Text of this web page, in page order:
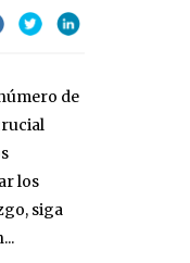
de
los
siga